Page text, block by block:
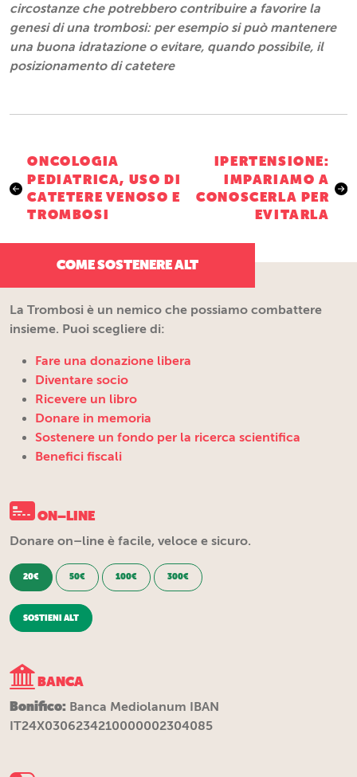
circostanze che potrebbero contribuire a favorire la
genesi di una trombosi: per esempio si può mantenere
una buona idratazione o evitare, quando possibile, il
posizionamento di catetere
Navigazione
articoli
ONCOLOGIA
PEDIATRICA, USO DI
CATETERE VENOSO E
TROMBOSI
IPERTENSIONE:
IMPARIAMO A
CONOSCERLA PER
EVITARLA
COME SOSTENERE ALT
La Trombosi è un nemico che possiamo combattere
insieme. Puoi scegliere di:
Fare una donazione libera
Diventare socio
Ricevere un libro
Donare in memoria
Sostenere un fondo per la ricerca scientifica
Benefici fiscali
ON–LINE
Donare on–line è facile, veloce e sicuro.
20€ 50€ 100€ 300€
SOSTIENI ALT
BANCA
Bonifico: Banca Mediolanum IBAN
IT24X0306234210000002304085